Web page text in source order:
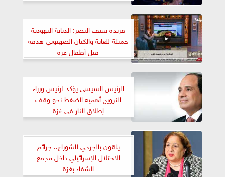
فريدة سيف النصر: الديانة اليهودية
جميلة للغاية والكيان الصهيوني هدفه
قتل أطفال غزة
الرئيس السيسى يؤكد لرئيس وزراء
النرويج أهمية الضغط نحو وقف
إطلاق النار فى غزة
يلقون بالجرحي للشوراع.. جرائم
الاحتلال الإسرائيلي داخل مجمع
الشفاء بغزة